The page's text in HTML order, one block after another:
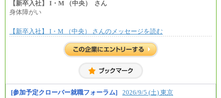
⑤⑥月給：225,000円～300,000円
※試用期間中も給与に変更はございません。
【新卒入社】 I・M （中央） さん
身体障がい
【新卒入社】 I・M （中央） さんのメッセージを読む
[参加予定クローバー就職フォーラム] 2026/9/5 (土) 東京